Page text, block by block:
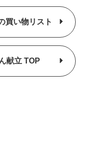
買い物リスト
献立 TOP